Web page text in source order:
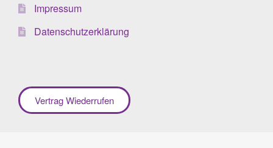
Impressum
Datenschutzerklärung
Vertrag Wiederrufen